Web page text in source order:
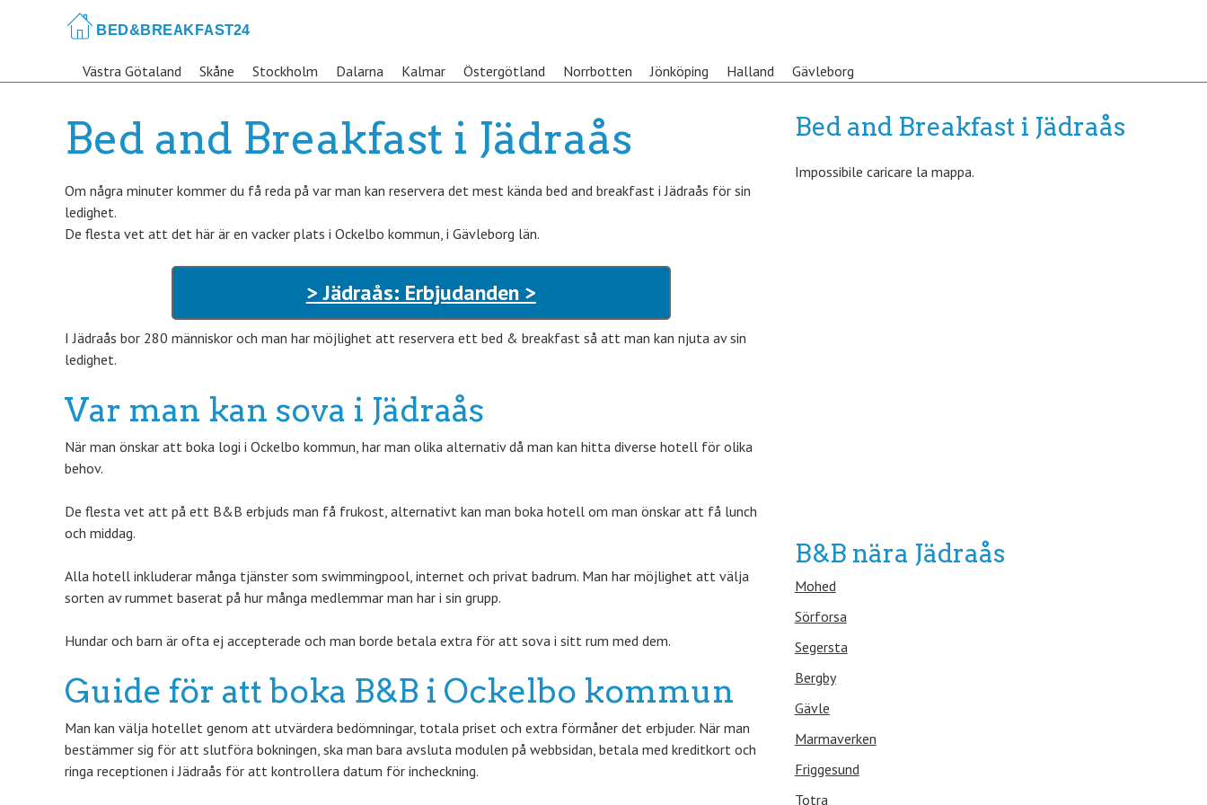
Västra Götaland Skåne Stockholm Dalarna Kalmar Östergötland Norrbotten Jönköping Halland Gävleborg
Bed and Breakfast i Jädraås
Om några minuter kommer du få reda på var man kan reservera det mest kända bed and breakfast i Jädraås för sin
ledighet.
De flesta vet att det här är en vacker plats i Ockelbo kommun, i Gävleborg län.
> Jädraås: Erbjudanden >
I Jädraås bor 280 människor och man har möjlighet att reservera ett bed & breakfast så att man kan njuta av sin
ledighet.
Var man kan sova i Jädraås
När man önskar att boka logi i Ockelbo kommun, har man olika alternativ då man kan hitta diverse hotell för olika
behov.
De flesta vet att på ett B&B erbjuds man få frukost, alternativt kan man boka hotell om man önskar att få lunch
och middag.
Alla hotell inkluderar många tjänster som swimmingpool, internet och privat badrum. Man har möjlighet att välja
sorten av rummet baserat på hur många medlemmar man har i sin grupp.
Hundar och barn är ofta ej accepterade och man borde betala extra för att sova i sitt rum med dem.
Guide för att boka B&B i Ockelbo kommun
Man kan välja hotellet genom att utvärdera bedömningar, totala priset och extra förmåner det erbjuder. När man
bestämmer sig för att slutföra bokningen, ska man bara avsluta modulen på webbsidan, betala med kreditkort och
ringa receptionen i Jädraås för att kontrollera datum för incheckning.
Bed and Breakfast i Jädraås
Impossibile caricare la mappa.
B&B nära Jädraås
Mohed
Sörforsa
Segersta
Bergby
Gävle
Marmaverken
Friggesund
Totra